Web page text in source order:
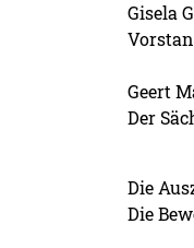
Gisela
Geert
Der
Die
Die